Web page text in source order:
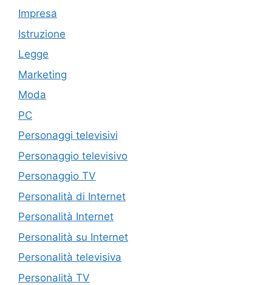
Impresa
Istruzione
Legge
Marketing
Moda
PC
Personaggi televisivi
Personaggio televisivo
Personaggio TV
Personalità di Internet
Personalità Internet
Personalità su Internet
Personalità televisiva
Personalità TV